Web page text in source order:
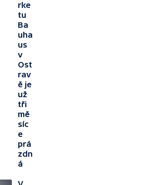
rke
tu
Ba
uha
us
v
Ost
rav
ě je
už
tři
mě
síc
e
prá
zdn
á